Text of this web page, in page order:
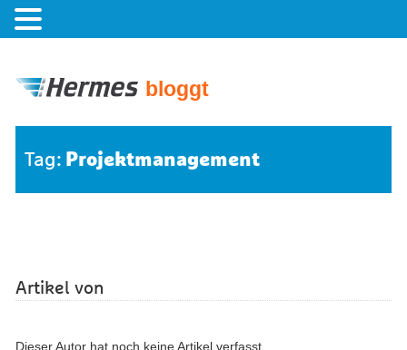
bloggt
Tag: Projektmanagement
Artikel von
Dieser Autor hat noch keine Artikel verfasst.